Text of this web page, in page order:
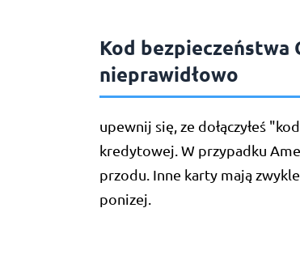
Kod bezpieczeństwa
nieprawidłowo
upewnij się, ze dołączyłeś
kredytowej. W przypadku
przodu. Inne karty mają
ponizej.